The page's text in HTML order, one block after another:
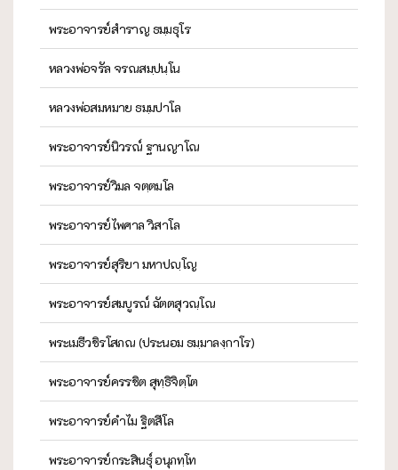
พระอาจารย์สำราญ ธมฺมธุโร
หลวงพ่อจรัล จรณสมฺปนฺโน
หลวงพ่อสมหมาย ธมฺมปาโล
พระอาจารย์นิวรณ์ ฐานญาโณ
พระอาจารย์วิมล จตฺตมโล
พระอาจารย์ไพศาล วิสาโล
พระอาจารย์สุริยา มหาปญฺโญ
พระอาจารย์สมบูรณ์ ฉัตตสุวณฺโณ
พระเมธีวชิรโสภณ (ประนอม ธมฺมาลงฺกาโร)
พระอาจารย์ครรชิต สุทฺธิจิตฺโต
พระอาจารย์คำไม ฐิตสีโล
พระอาจารย์กระสินธุ์ อนุภทฺโท